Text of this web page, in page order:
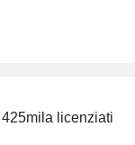
licenziati